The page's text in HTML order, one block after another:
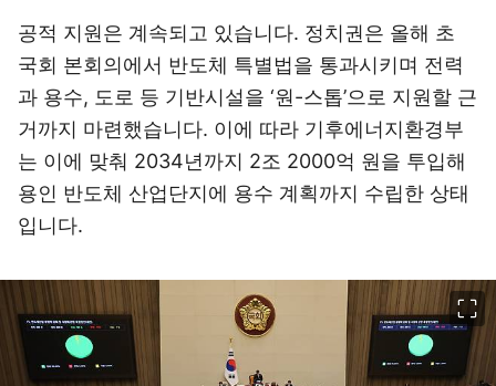
공적 지원은 계속되고 있습니다. 정치권은 올해 초
국회 본회의에서 반도체 특별법을 통과시키며 전력
과 용수, 도로 등 기반시설을 ‘원-스톱’으로 지원할 근
거까지 마련했습니다. 이에 따라 기후에너지환경부
는 이에 맞춰 2034년까지 2조 2000억 원을 투입해
용인 반도체 산업단지에 용수 계획까지 수립한 상태
입니다.